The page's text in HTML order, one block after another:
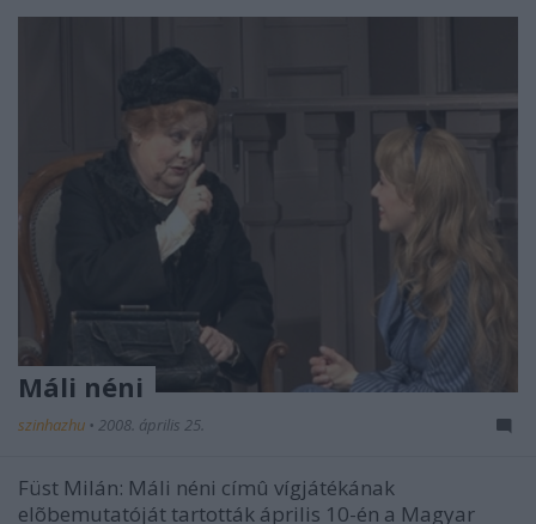
Máli néni
szinhazhu • 2008. április 25.
Füst Milán: Máli néni címû vígjátékának
elõbemutatóját tartották április 10-én a Magyar